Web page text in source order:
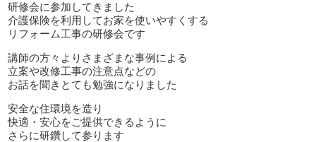
研修会に参加してきました
介護保険を利用してお家を使いやすくする
リフォーム工事の研修会です
講師の方々よりさまざまな事例による
立案や改修工事の注意点などの
お話を聞きとても勉強になりました
安全な住環境を造り
快適・安心をご提供できるように
さらに研鑽して参ります